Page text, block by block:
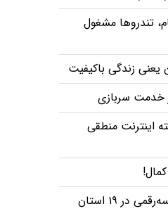
تندروها مشغول
زندگی باکیفیت
خدمت سربازی
اینترنت منطقی
۱۹ استان